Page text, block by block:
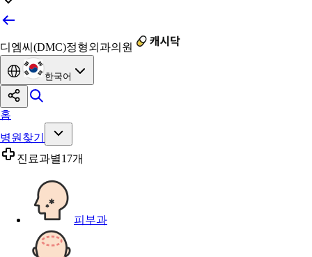
디엠씨(DMC)정형외과의원
한국어
홈
병원찾기
진료과별17개
피부과